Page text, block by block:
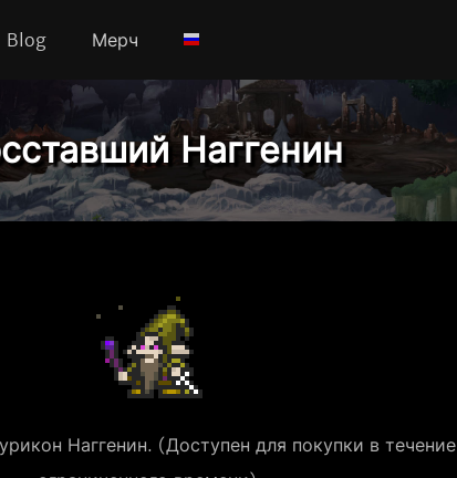
Blog Мерч
Наггенин
Наггенин. (Доступен для покупки в течение